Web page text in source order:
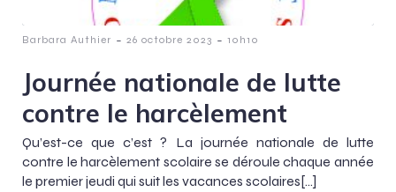
Barbara Authier - 26 octobre 2023 - 10h10
Journée nationale de lutte
contre le harcèlement
Qu’est-ce que c’est ? La journée nationale de lutte
contre le harcèlement scolaire se déroule chaque année
le premier jeudi qui suit les vacances scolaires[…]